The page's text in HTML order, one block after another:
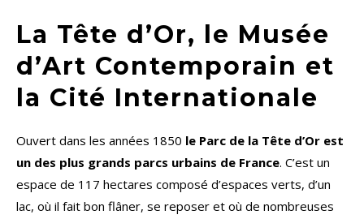
La Tête d’Or, le Musée
d’Art Contemporain et
la Cité Internationale
Ouvert dans les années 1850 le Parc de la Tête d’Or est
un des plus grands parcs urbains de France. C’est un
espace de 117 hectares composé d’espaces verts, d’un
lac, où il fait bon flâner, se reposer et où de nombreuses